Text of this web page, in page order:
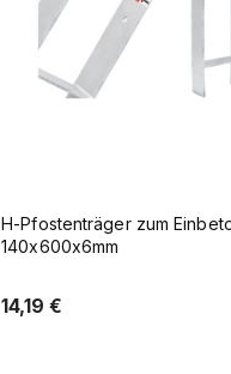
H-Pfostenträger zum
140x600x6mm
14,19 €